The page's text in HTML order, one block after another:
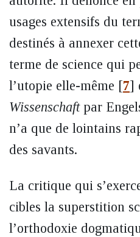
usages extensifs du
destinés à annexer
terme de science qui
l’utopie elle-même [7]
Wissenschaft par
n’a que de lointains
des savants.
La critique qui
cibles la superstition
l’orthodoxie